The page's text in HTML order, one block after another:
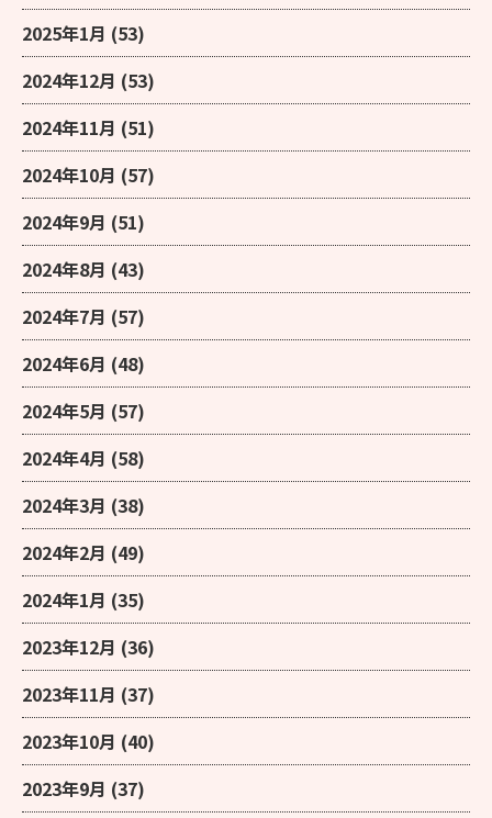
2025年1月 (53)
2024年12月 (53)
2024年11月 (51)
2024年10月 (57)
2024年9月 (51)
2024年8月 (43)
2024年7月 (57)
2024年6月 (48)
2024年5月 (57)
2024年4月 (58)
2024年3月 (38)
2024年2月 (49)
2024年1月 (35)
2023年12月 (36)
2023年11月 (37)
2023年10月 (40)
2023年9月 (37)